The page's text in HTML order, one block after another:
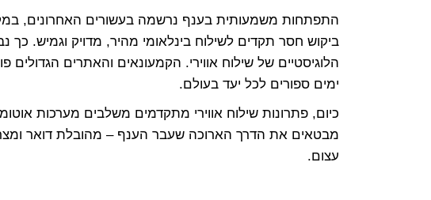
התפתחות משמעותית בענף נרשמה בעשורים האחרונים,
ביקוש חסר תקדים לשילוח בינלאומי מהיר, מדויק וגמיש.
הלוגיסטיים של שילוח אווירי. הקמעונאים והאתרים הגדולים
ימים ספורים לכל יעד בעולם.
כיום, פתרונות שילוח אווירי מתקדמים משלבים מערכות
מבטאים את הדרך הארוכה שעבר הענף – מהובלת דואר
עצום.